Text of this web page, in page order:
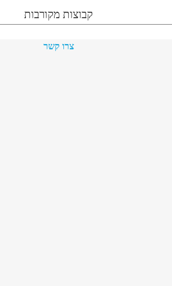
קבוצות מקורבות
צרו קשר